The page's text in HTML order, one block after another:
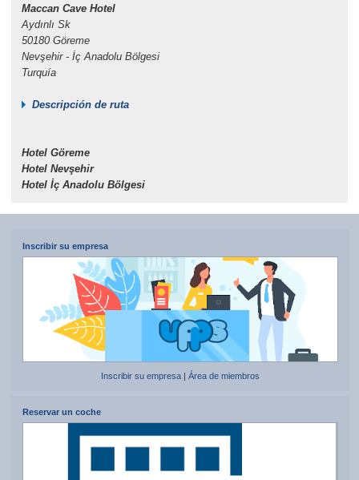
Maccan Cave Hotel
Aydınlı Sk
50180 Göreme
Nevşehir - İç Anadolu Bölgesi
Turquía
Descripción de ruta
Hotel Göreme
Hotel Nevşehir
Hotel İç Anadolu Bölgesi
Inscribir su empresa
Inscribir su empresa| Área de miembros
Reservar un coche